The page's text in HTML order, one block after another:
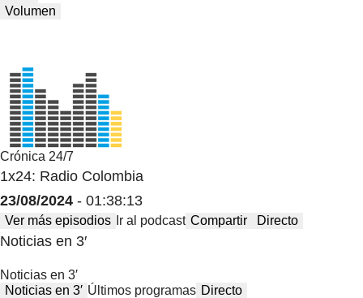
Volumen
Crónica 24/7
1x24: Radio Colombia
23/08/2024 - 01:38:13
Ver más episodios Ir al podcast Compartir Directo
Noticias en 3′
Noticias en 3′
Noticias en 3′ Últimos programas Directo